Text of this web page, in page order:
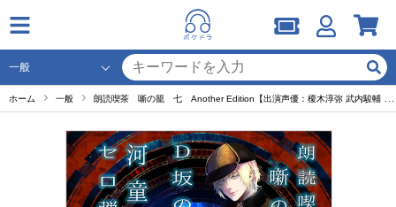
ホーム 一般 朗読喫茶 噺の籠 七 Another Edition【出演声優：榎木淳弥 武内駿輔 斉藤壮馬】